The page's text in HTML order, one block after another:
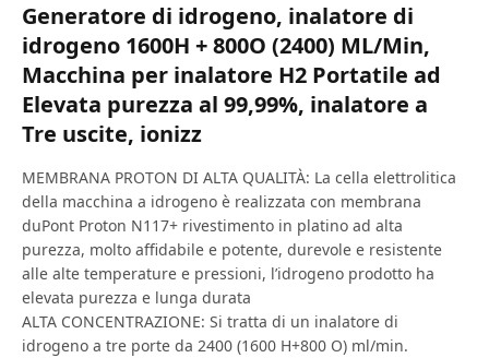
Generatore di idrogeno, inalatore di
idrogeno 1600H + 800O (2400) ML/Min,
Macchina per inalatore H2 Portatile ad
Elevata purezza al 99,99%, inalatore a
Tre uscite, ionizz
MEMBRANA PROTON DI ALTA QUALITÀ: La cella elettrolitica
della macchina a idrogeno è realizzata con membrana
duPont Proton N117+ rivestimento in platino ad alta
purezza, molto affidabile e potente, durevole e resistente
alle alte temperature e pressioni, l’idrogeno prodotto ha
elevata purezza e lunga durata
ALTA CONCENTRAZIONE: Si tratta di un inalatore di
idrogeno a tre porte da 2400 (1600 H+800 O) ml/min.